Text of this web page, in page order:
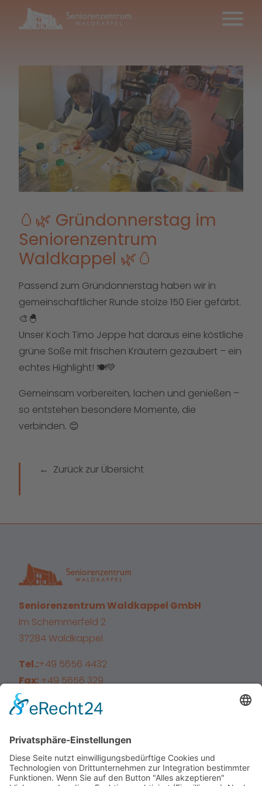
🥚🌿 Gründonnerstag im
Seniorenzentrum
Waldkappel 🌿🥚
Passend zum Gründonnerstag haben wir in
gemeinschaftlicher Runde stolze 150 Eier gefärbt.
🎨🐣
Unser Koch Timo Jeppe hat daraus eine köstliche
grüne Soße mit frischen Kräutern gezaubert – ein
echtes Highlight! 🍽️💚
Gemeinsam vorbereiten, lachen und genießen –
so entstehen besondere Momente, die
verbinden. 😊
Zurück zur Übersicht
Seniorenzentrum Waldkappel GmbH
Im Schemmerfeld 2
37284 Waldkappel
Tel.:+49 5656 4432
Fax:+49 5656 329
E-Mail:info@sz-waldkappel.de
Instagram